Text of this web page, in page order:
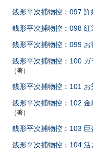
銭形平次捕物控：097 許
銭形平次捕物控：098 紅
銭形平次捕物控：099 お
銭形平次捕物控：100 ガ
（著）
銭形平次捕物控：101 お
銭形平次捕物控：102 金
（著）
銭形平次捕物控：103 巨
銭形平次捕物控：104 活